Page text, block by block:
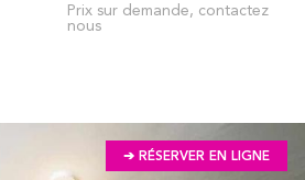
Prix sur demande, contactez
nous
➔ RÉSERVER EN LIGNE